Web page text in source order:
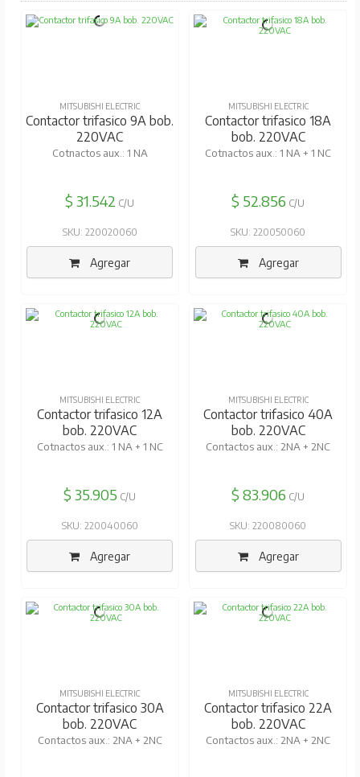
MITSUBISHI ELECTRIC
Contactor trifasico 9A bob.
220VAC
Cotnactos aux.: 1 NA
$ 31.542 C/U
SKU: 220020060
Agregar
MITSUBISHI ELECTRIC
Contactor trifasico 18A
bob. 220VAC
Cotnactos aux.: 1 NA + 1 NC
$ 52.856 C/U
SKU: 220050060
Agregar
MITSUBISHI ELECTRIC
Contactor trifasico 12A
bob. 220VAC
Cotnactos aux.: 1 NA + 1 NC
$ 35.905 C/U
SKU: 220040060
Agregar
MITSUBISHI ELECTRIC
Contactor trifasico 40A
bob. 220VAC
Contactos aux.: 2NA + 2NC
$ 83.906 C/U
SKU: 220080060
Agregar
MITSUBISHI ELECTRIC
Contactor trifasico 30A
bob. 220VAC
Contactos aux.: 2NA + 2NC
MITSUBISHI ELECTRIC
Contactor trifasico 22A
bob. 220VAC
Contactos aux.: 2NA + 2NC